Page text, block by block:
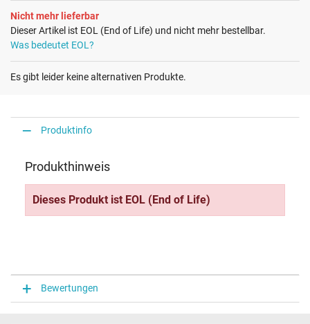
Nicht mehr lieferbar
Dieser Artikel ist EOL (End of Life) und nicht mehr bestellbar.
Was bedeutet EOL?
Es gibt leider keine alternativen Produkte.
Produktinfo
Produkthinweis
Dieses Produkt ist EOL (End of Life)
Bewertungen